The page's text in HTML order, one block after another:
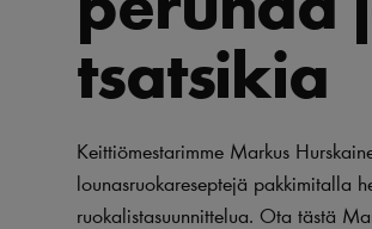
tsatsikia
Keittiömestarimme Markus
lounasruokareseptejä pakkimitalla
ruokalistasuunnittelua. Ota tästä